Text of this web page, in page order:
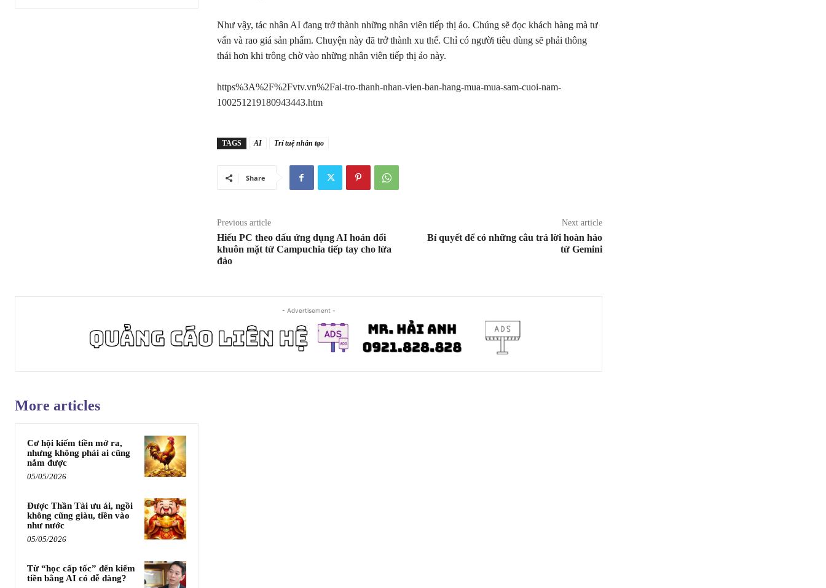
Như vậy, tác nhân AI đang trở thành những nhân viên tiếp thị ảo. Chúng sẽ đọc khách hàng mà tư
vấn và rao giá sản phẩm. Chuyện này đã trở thành xu thế. Chỉ có người tiêu dùng sẽ phải thông
thái hơn khi trông chờ vào những nhân viên tiếp thị ảo này.
https%3A%2F%2Fvtv.vn%2Fai-tro-thanh-nhan-vien-ban-hang-mua-mua-sam-cuoi-nam-
100251219180943443.htm
TAGS AI Trí tuệ nhân tạo
Share
Previous article
Hiếu PC theo dấu ứng dụng AI hoán đổi
khuôn mặt từ Campuchia tiếp tay cho lừa
đảo
Next article
Bí quyết để có những câu trả lời hoàn hảo
từ Gemini
- Advertisement -
More articles
Cơ hội kiếm tiền mở ra,
nhưng không phải ai cũng
nắm được
05/05/2026
Được Thần Tài ưu ái, ngồi
không cũng giàu, tiền vào
như nước
05/05/2026
Từ “học cấp tốc” đến kiếm
tiền bằng AI có dễ dàng?